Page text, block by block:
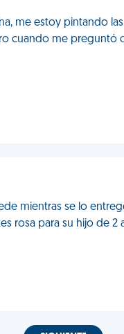
me estoy pintando
cuando me preguntó
mientras se lo
rosa para su hijo de 2